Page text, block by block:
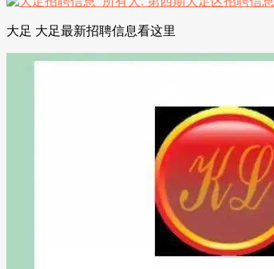
大足 大足最新招聘信息看这里